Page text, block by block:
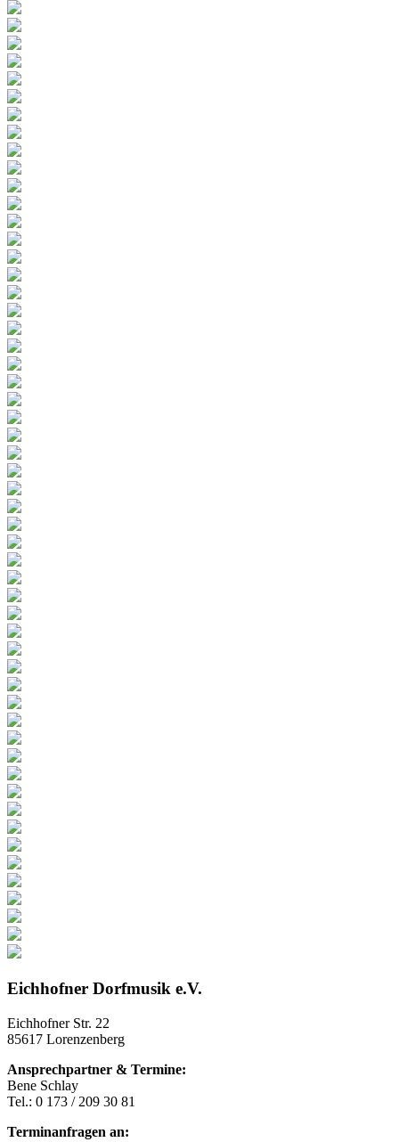
Eichhofner Dorfmusik e.V.
Eichhofner Str. 22
85617 Lorenzenberg
Ansprechpartner & Termine:
Bene Schlay
Tel.: 0 173 / 209 30 81
Terminanfragen an: